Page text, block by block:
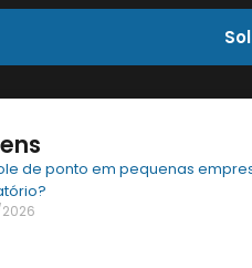
de ponto em pequenas